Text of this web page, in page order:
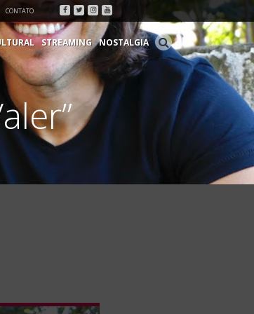
CONTATO Facebook
Twitter
Instagram
Youtube
STREAMING NOSTALGIA